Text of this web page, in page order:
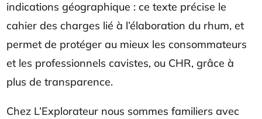
indications géographique : ce texte précise le
cahier des charges lié à l’élaboration du rhum, et
permet de protéger au mieux les consommateurs
et les professionnels cavistes, ou CHR, grâce à
plus de transparence.
Chez L’Explorateur nous sommes familiers avec